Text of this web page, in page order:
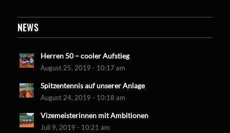
NEWS
Herren 50 – cooler Aufstieg
August 25, 2019 - 10:17 am
Spitzentennis auf unserer Anlage
August 24, 2019 - 10:18 am
Vizemeisterinnen mit Ambitionen
Juli 9, 2019 - 10:21 am